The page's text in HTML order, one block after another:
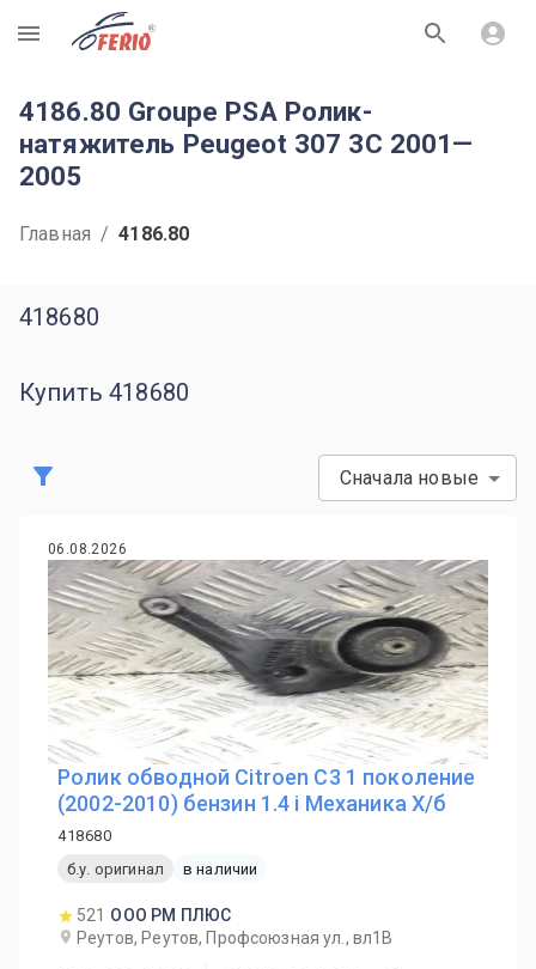
R
4186.80 Groupe PSA Ролик-
натяжитель Peugeot 307 3C 2001—
2005
Главная / 4186.80
418680
Купить 418680
Сначала новые
06.08.2026
Ролик обводной Citroen C3 1 поколение
(2002-2010) бензин 1.4 i Механика Х/б
418680
б.у. оригинал
в наличии
521 ООО РМ ПЛЮС
Реутов, Реутов, Профсоюзная ул., вл1В